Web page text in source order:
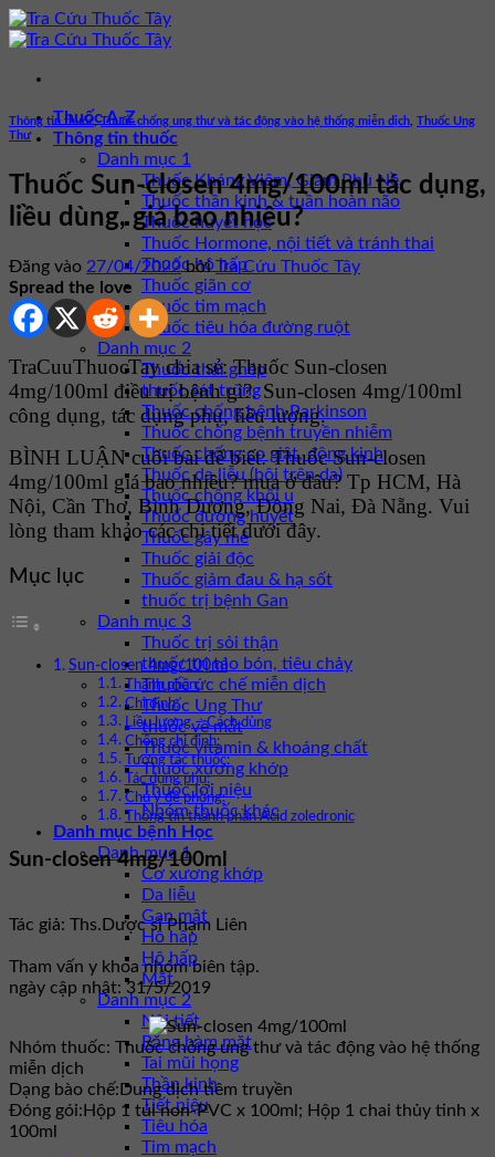
Bỏ
qua
dung
Thuốc A-Z
Thông tin thuốc
Danh mục 1
Thuốc Kháng Viêm, Giảm Phù Nề
Thuốc thần kinh & tuần hoàn não
Thuốc huyết học
Thuốc Hormone, nội tiết và tránh thai
Thuốc hô hấp
Thuốc giãn cơ
Thuốc tim mạch
Thuốc tiêu hóa đường ruột
Danh mục 2
Thuốc thải ghép
thuốc sát trùng
Thuốc chống bệnh Parkinson
Thuốc chống bệnh truyền nhiễm
Thuốc chống co giật, động kinh
Thuốc da liễu (bôi trên da)
Thuốc chống khối u
Thuốc đường huyết
Thuốc gây mê
Thuốc giải độc
Thuốc giảm đau & hạ sốt
thuốc trị bệnh Gan
Danh mục 3
Thuốc trị sỏi thận
thuốc trị táo bón, tiêu chảy
Thuốc ức chế miễn dịch
Thuốc Ung Thư
thuốc về mắt
Thuốc vitamin & khoáng chất
Thuốc xương khớp
Thuốc lợi niệu
Nhóm thuốc khác
Danh mục bệnh Học
Danh mục 1
Cơ xương khớp
Da liễu
Gan mật
Hô hấp
Hô hấp
Mắt
Danh mục 2
Nội tiết
Răng hàm mặt
Tai mũi họng
Thần kinh
Tiết niệu
Tiêu hóa
Tim mạch
Thông tin thuốc,Thuốc chống ung thư và tác động vào hệ thống miễn dịch Thuốc Ung
Thư
Thuốc Sun-closen 4mg/100ml tác dụng,
liều dùng, giá bao nhiêu?
Đăng vào 27/04/2022 bởiTra Cứu Thuốc Tây
Spread the love
TraCuuThuocTay chia sẻ: Thuốc Sun-closen
4mg/100ml điều trị bệnh gì?. Sun-closen 4mg/100ml
công dụng, tác dụng phụ, liều lượng.
BÌNH LUẬN cuối bài để biết: Thuốc Sun-closen
4mg/100ml giá bao nhiêu? mua ở đâu? Tp HCM, Hà
Nội, Cần Thơ, Bình Dương, Đồng Nai, Đà Nẵng. Vui
lòng tham khảo các chi tiết dưới đây.
Mục lục
Sun-closen 4mg/100ml
Thành phần:
Chỉ định:
Liều lượng – Cách dùng
Chống chỉ định:
Tương tác thuốc:
Tác dụng phụ:
Chú ý đề phòng:
Thông tin thành phần Acid zoledronic
Sun-closen 4mg/100ml
Tác giả: Ths.Dược sĩ Phạm Liên
Tham vấn y khoa nhóm biên tập.
ngày cập nhật: 31/5/2019
Nhóm thuốc: Thuốc chống ung thư và tác động vào hệ thống
miễn dịch
Dạng bào chế: Dung dịch tiêm truyền
Đóng gói: Hộp 1 túi non-PVC x 100ml; Hộp 1 chai thủy tinh x
100ml